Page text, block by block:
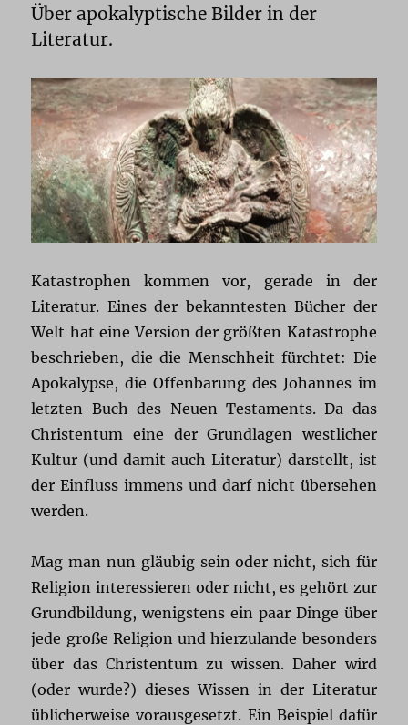
Über apokalyptische Bilder in der
Literatur.
Katastrophen kommen vor, gerade in der
Literatur. Eines der bekanntesten Bücher der
Welt hat eine Version der größten Katastrophe
beschrieben, die die Menschheit fürchtet: Die
Apokalypse, die Offenbarung des Johannes im
letzten Buch des Neuen Testaments. Da das
Christentum eine der Grundlagen westlicher
Kultur (und damit auch Literatur) darstellt, ist
der Einfluss immens und darf nicht übersehen
werden.
Mag man nun gläubig sein oder nicht, sich für
Religion interessieren oder nicht, es gehört zur
Grundbildung, wenigstens ein paar Dinge über
jede große Religion und hierzulande besonders
über das Christentum zu wissen. Daher wird
(oder wurde?) dieses Wissen in der Literatur
üblicherweise vorausgesetzt. Ein Beispiel dafür